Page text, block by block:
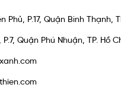
Phủ, P.17, Quận Bình Thạnh,
Quận Phú Nhuận, TP. Hồ